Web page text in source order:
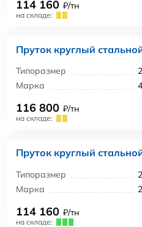
114 160 ₽/тн
на складе:
Пруток круглый
Типоразмер
Марка
116 800 ₽/тн
на складе:
Пруток круглый
Типоразмер
Марка
114 160 ₽/тн
на складе: